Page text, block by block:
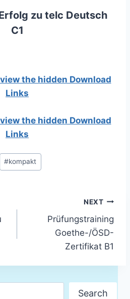
zu telc Deutsch
C1
the hidden Download
Links
the hidden Download
Links
#kompakt
NEXT
Prüfungstraining
Goethe-/ÖSD-
Zertifikat B1
Search